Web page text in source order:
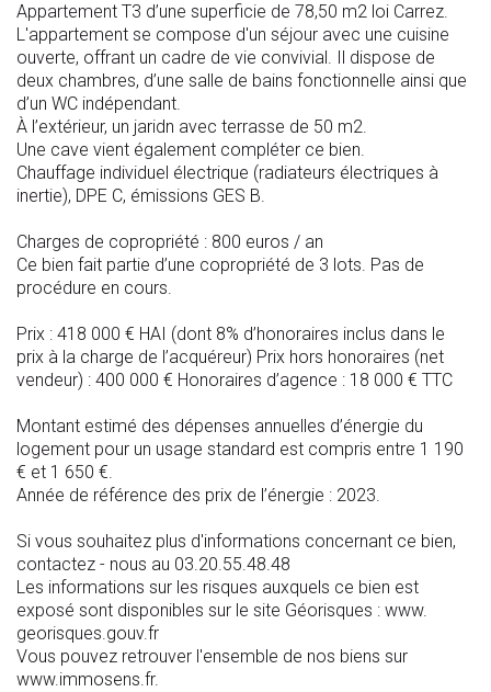
Appartement T3 d’une superficie de 78,50 m2 loi Carrez.
L'appartement se compose d'un séjour avec une cuisine
ouverte, offrant un cadre de vie convivial. Il dispose de
deux chambres, d’une salle de bains fonctionnelle ainsi que
d’un WC indépendant.
À l’extérieur, un jaridn avec terrasse de 50 m2.
Une cave vient également compléter ce bien.
Chauffage individuel électrique (radiateurs électriques à
inertie), DPE C, émissions GES B.
Charges de copropriété : 800 euros / an
Ce bien fait partie d’une copropriété de 3 lots. Pas de
procédure en cours.
Prix : 418 000 € HAI (dont 8% d’honoraires inclus dans le
prix à la charge de l’acquéreur) Prix hors honoraires (net
vendeur) : 400 000 € Honoraires d’agence : 18 000 € TTC
Montant estimé des dépenses annuelles d’énergie du
logement pour un usage standard est compris entre 1 190
€ et 1 650 €.
Année de référence des prix de l’énergie : 2023.
Si vous souhaitez plus d'informations concernant ce bien,
contactez - nous au 03.20.55.48.48
Les informations sur les risques auxquels ce bien est
exposé sont disponibles sur le site Géorisques : www.
georisques.gouv.fr
Vous pouvez retrouver l'ensemble de nos biens sur
www.immosens.fr.